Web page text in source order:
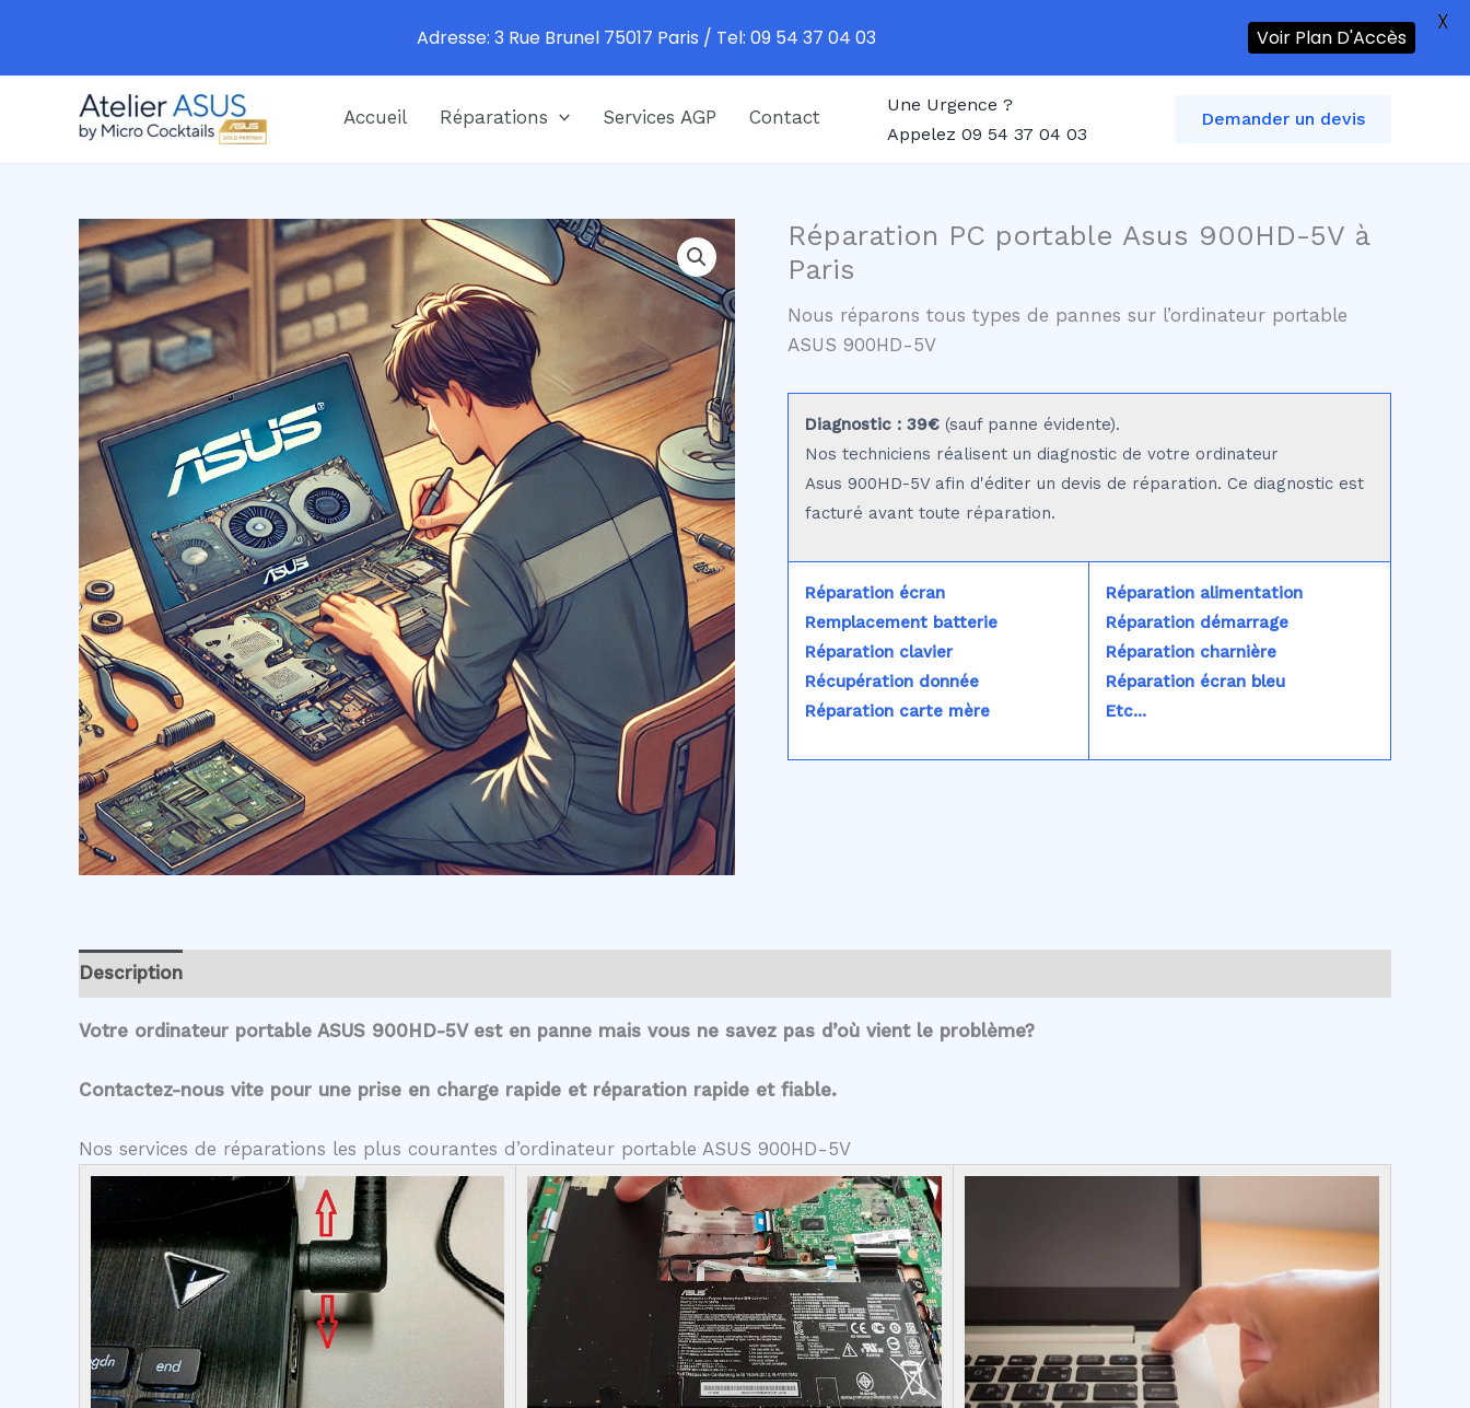
Accueil Réparations Services AGP Contact
Une Urgence ?
Appelez 09 54 37 04 03
Demander un devis
Réparation PC portable Asus 900HD-5V à
Paris
Nous réparons tous types de pannes sur l’ordinateur portable
ASUS 900HD-5V
Diagnostic : 39€ (sauf panne évidente).
Nos techniciens réalisent un diagnostic de votre ordinateur
Asus 900HD-5V afin d'éditer un devis de réparation. Ce diagnostic est
facturé avant toute réparation.
Réparation écran
Remplacement batterie
Réparation clavier
Récupération donnée
Réparation carte mère
Réparation alimentation
Réparation démarrage
Réparation charnière
Réparation écran bleu
Etc...
Description
Votre ordinateur portable ASUS 900HD-5V est en panne mais vous ne savez pas d’où vient le problème?
Contactez-nous vite pour une prise en charge rapide et réparation rapide et fiable.
Nos services de réparations les plus courantes d’ordinateur portable ASUS 900HD-5V
Adresse: 3 Rue Brunel 75017 Paris / Tel: 09 54 37 04 03 Voir Plan D'Accès
X